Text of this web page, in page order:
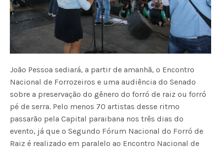
João Pessoa sediará, a partir de amanhã, o Encontro
Nacional de Forrozeiros e uma audiência do Senado
sobre a preservação do gênero do forró de raiz ou forró
pé de serra. Pelo menos 70 artistas desse ritmo
passarão pela Capital paraibana nos três dias do
evento, já que o Segundo Fórum Nacional do Forró de
Raiz é realizado em paralelo ao Encontro Nacional de